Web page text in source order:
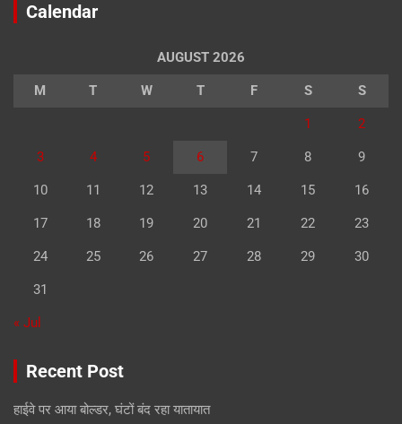
Calendar
AUGUST 2026
M T W T F S S
1 2
3 4 5 6 7 8 9
10 11 12 13 14 15 16
17 18 19 20 21 22 23
24 25 26 27 28 29 30
31
« Jul
Recent Post
हाईवे पर आया बोल्डर, घंटों बंद रहा यातायात